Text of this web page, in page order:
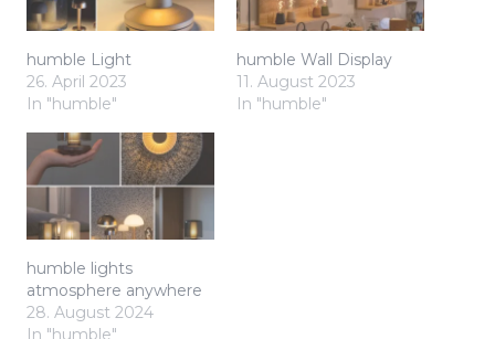
humble Light
26. April 2023
In "humble"
humble Wall Display
11. August 2023
In "humble"
humble lights
atmosphere anywhere
28. August 2024
In "humble"